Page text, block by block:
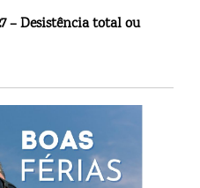
– Desistência total ou